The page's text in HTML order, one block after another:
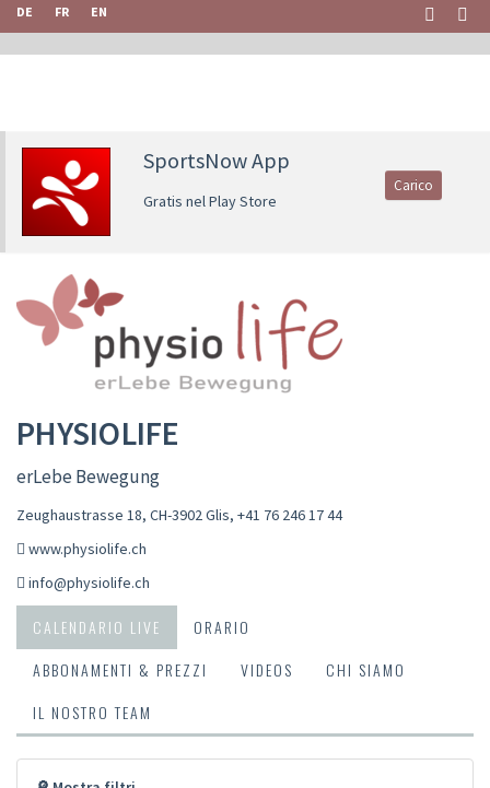
DE FR EN
SportsNow App
Gratis nel Play Store
Carico
PHYSIOLIFE
erLebe Bewegung
Zeughaustrasse 18, CH-3902 Glis, +41 76 246 17 44
www.physiolife.ch
info@physiolife.ch
CALENDARIO LIVE
ORARIO
ABBONAMENTI & PREZZI
VIDEOS
CHI SIAMO
IL NOSTRO TEAM